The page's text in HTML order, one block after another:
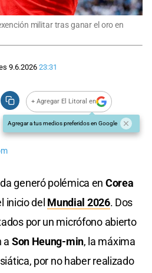
militar tras ganar el oro en
9.6.2026 23:31
+ Agregar El Litoral en
Agregar a tus medios preferidos en Google
generó polémica en Corea
inicio del Mundial 2026. Dos
por un micrófono abierto
a Son Heung-min, la máxima
por no haber realizado